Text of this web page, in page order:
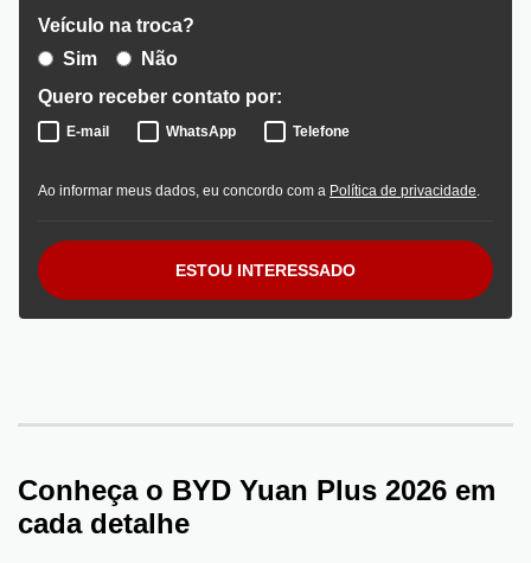
Veículo na troca?
Sim
Não
Quero receber contato por:
E-mail WhatsApp Telefone
Ao informar meus dados, eu concordo com a Política de privacidade
ESTOU INTERESSADO
Conheça o BYD Yuan Plus 2026 em
cada detalhe